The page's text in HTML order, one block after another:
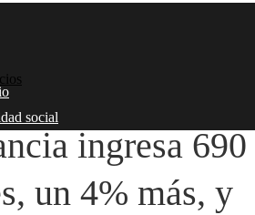
social
ingresa 690
un 4% más, y